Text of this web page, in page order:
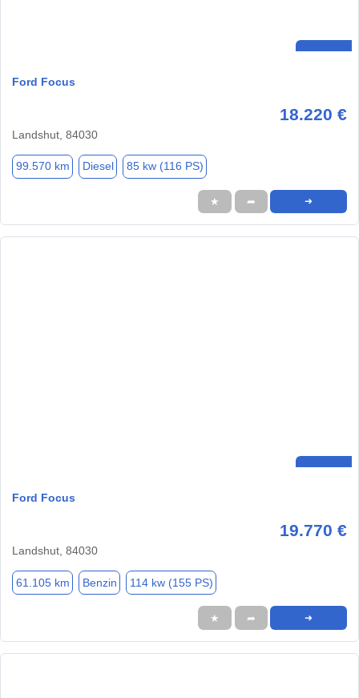
Ford Focus
18.220 €
Landshut, 84030
99.570 km Diesel 85 kw (116 PS)
★ ➦ ➜
Ford Focus
19.770 €
Landshut, 84030
61.105 km Benzin 114 kw (155 PS)
★ ➦ ➜